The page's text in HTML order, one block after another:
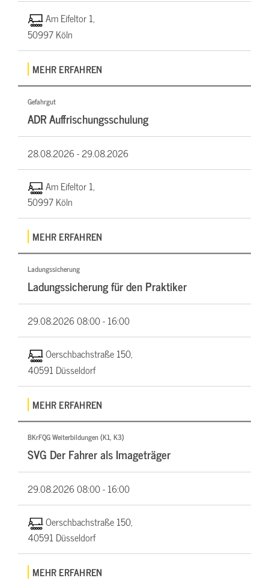
Am Eifeltor 1,
50997 Köln
MEHR ERFAHREN
Gefahrgut
ADR Auffrischungsschulung
28.08.2026 -29.08.2026
Am Eifeltor 1,
50997 Köln
MEHR ERFAHREN
Ladungssicherung
Ladungssicherung für den Praktiker
29.08.202608:00 - 16:00
Oerschbachstraße 150,
40591 Düsseldorf
MEHR ERFAHREN
BKrFQG Weiterbildungen (K1, K3)
SVG Der Fahrer als Imageträger
29.08.202608:00 - 16:00
Oerschbachstraße 150,
40591 Düsseldorf
MEHR ERFAHREN